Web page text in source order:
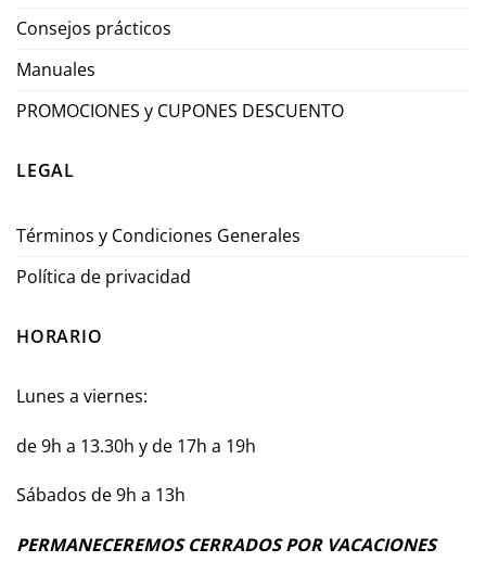
Consejos prácticos
Manuales
PROMOCIONES y CUPONES DESCUENTO
LEGAL
Términos y Condiciones Generales
Política de privacidad
HORARIO
Lunes a viernes:
de 9h a 13.30h y de 17h a 19h
Sábados de 9h a 13h
PERMANECEREMOS CERRADOS POR VACACIONES